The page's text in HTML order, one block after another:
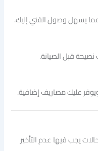
يسهل وصول الفني إليك.
قبل الصيانة.
عليك مصاريف إضافية.
يجب فيها عدم التأخير